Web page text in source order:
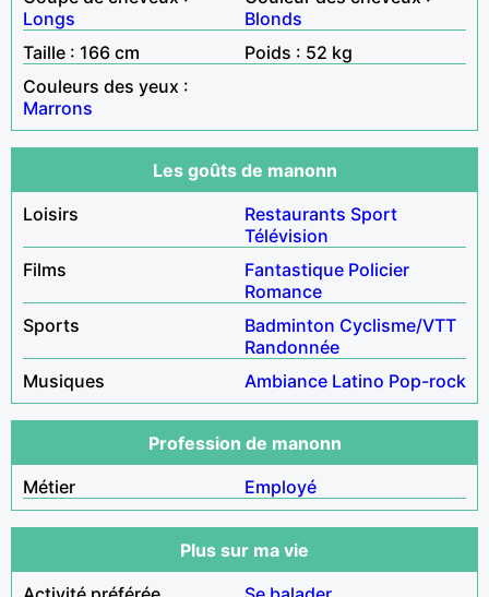
Longs
Blonds
Taille : 166 cm
Poids : 52 kg
Couleurs des yeux :
Marrons
Les goûts de manonn
Loisirs
Restaurants Sport
Télévision
Films
Fantastique Policier
Romance
Sports
Badminton Cyclisme/VTT
Randonnée
Musiques
Ambiance Latino Pop-rock
Profession de manonn
Métier
Employé
Plus sur ma vie